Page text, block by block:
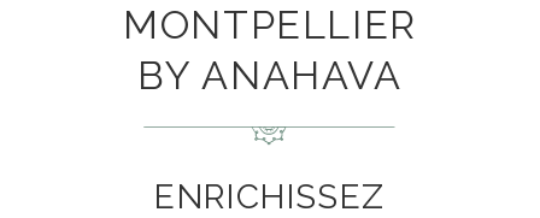
MONTPELLIER
BY ANAHAVA
ENRICHISSEZ